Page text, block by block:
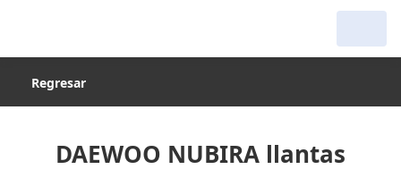
Regresar
DAEWOO NUBIRA llantas